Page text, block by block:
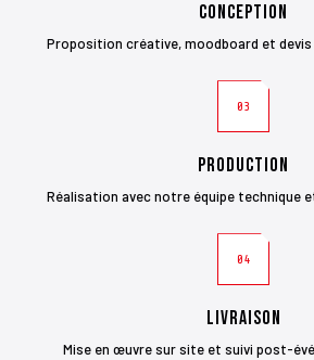
Conception
Proposition créative, moodboard et
03
Production
Réalisation avec notre équipe technique
04
Livraison
Mise en œuvre sur site et suivi post-